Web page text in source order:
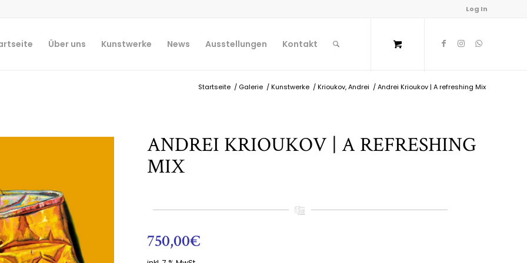
Log In
Über uns Kunstwerke News Ausstellungen Kontakt
Startseite / Galerie /Kunstwerke /Krioukov, Andrei /Andrei Krioukov | A refreshing Mix
ANDREI KRIOUKOV | A REFRESHING
MIX
750,00€